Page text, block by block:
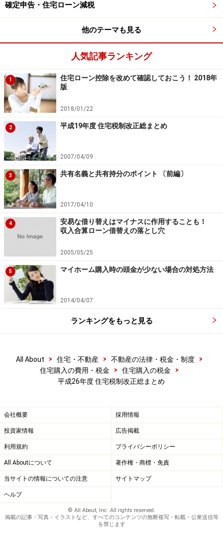
主の宅地建物取引業者に確認してください。
□ 床面積が50平方メートル以上であること
□ 宅地建物取引業者が買い取ってから再販するまでの期
□ 一定の要件（工事費用、工事内容など）を満たすリフ
ォームが行なわれていること
□ 取得時点において築10年以上の家屋であること
□ 築20年以内（耐火建築物は築25年以内）もしくは一定
の耐震性を満たしていること
築20年（25年）を超える家屋の場合には、耐震基準適合
証明書、住宅性能評価書（耐震等級1～3）、保険付保証
明書（既存住宅売買瑕疵担保責任保険への加入）のいず
れかにより耐震性が証明されていなければなりません。
これに該当する中古住宅を購入する際には、宅地建物取
担保責任保険の「保険付保証明書」を受け取り、これを
住宅用家屋証明書 申請の際に添付することになります。
その他の主な住宅税制改正点…次ページへ
い。
確定申告・住宅ローン減税
他のテーマも見る
人気記事ランキング
1
住宅ローン控除を改めて確認しておこう！ 2018年
版
2018/01/22
2 平成19年度 住宅税制改正総まとめ
2007/04/09
3 共有名義と共有持分のポイント 〔前編〕
2017/04/10
4
安易な借り替えはマイナスに作用することも！
収入合算ローン借替えの落とし穴
2005/05/25
5 マイホーム購入時の頭金が少ない場合の対処方法
2014/04/07
ランキングをもっと見る
All About > 住宅・不動産 > 不動産の法律・税金・制度
>
住宅購入の費用・税金
> 住宅購入の税金
>
平成26年度 住宅税制改正総まとめ
会社概要 採用情報
投資家情報 広告掲載
利用規約 プライバシーポリシー
All Aboutについて 著作権・商標・免責
当サイトの情報についての注意 サイトマップ
ヘルプ
© All About, Inc. All rights reserved.
掲載の記事・写真・イラストなど、すべてのコンテンツの無断複写・転載・公衆送信等
を禁じます